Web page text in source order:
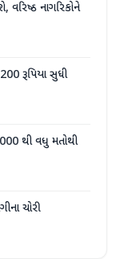
નાગરિકોને
રૂપિયા સુધી
થી વધુ મતોથી
ચોરી